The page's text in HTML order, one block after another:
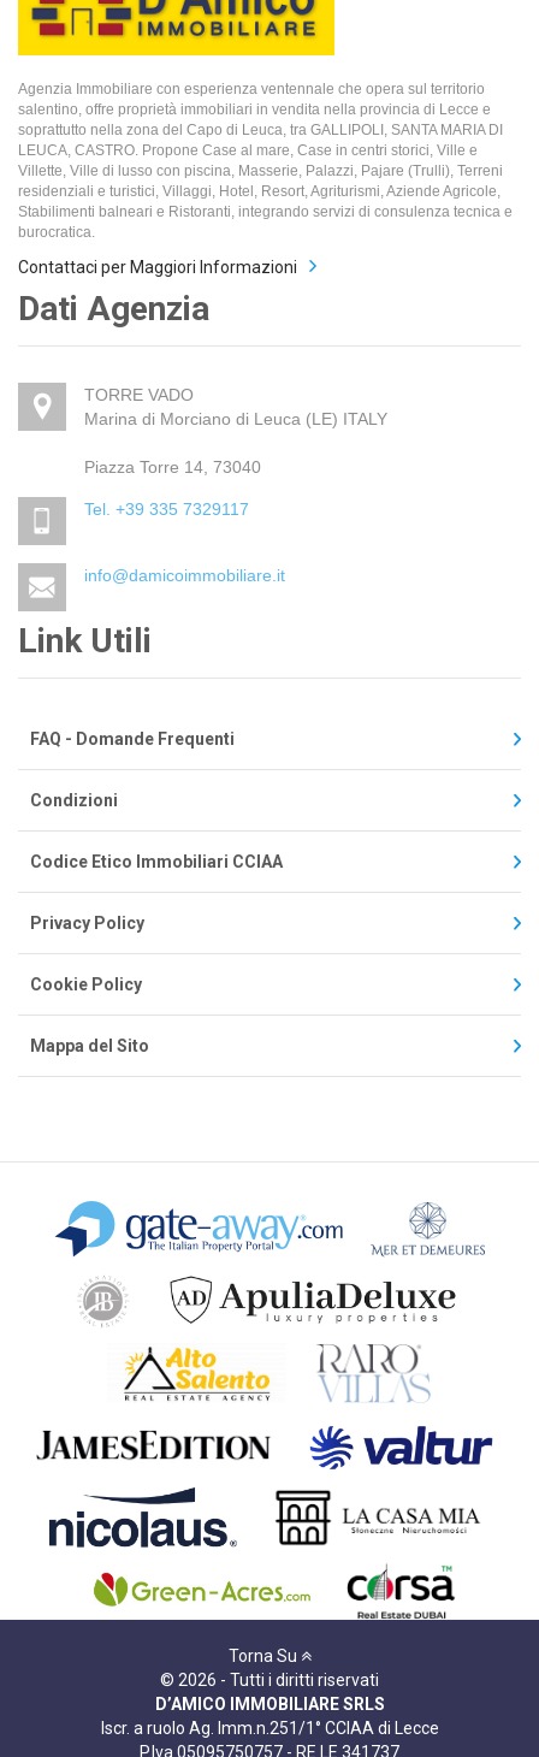
Agenzia Immobiliare con esperienza ventennale che opera sul territorio
salentino, offre proprietà immobiliari in vendita nella provincia di Lecce e
soprattutto nella zona del Capo di Leuca, tra GALLIPOLI, SANTA MARIA DI
LEUCA, CASTRO. Propone Case al mare, Case in centri storici, Ville e
Villette, Ville di lusso con piscina, Masserie, Palazzi, Pajare (Trulli), Terreni
residenziali e turistici, Villaggi, Hotel, Resort, Agriturismi, Aziende Agricole,
Stabilimenti balneari e Ristoranti, integrando servizi di consulenza tecnica e
burocratica.
Contattaci per Maggiori Informazioni
Dati Agenzia
TORRE VADO
Marina di Morciano di Leuca (LE) ITALY
Piazza Torre 14, 73040
Tel. +39 335 7329117
info@damicoimmobiliare.it
Link Utili
FAQ - Domande Frequenti
Condizioni
Codice Etico Immobiliari CCIAA
Privacy Policy
Cookie Policy
Mappa del Sito
Torna Su
© 2026 - Tutti i diritti riservati
D’AMICO IMMOBILIARE SRLS
Iscr. a ruolo Ag. Imm.n.251/1° CCIAA di Lecce
P.Iva 05095750757 - RE LE 341737